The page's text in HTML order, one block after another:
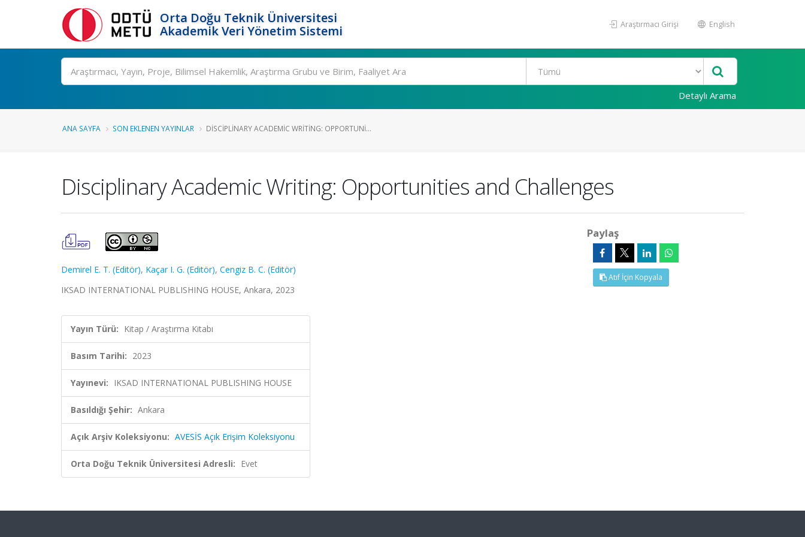
Orta Doğu Teknik Üniversitesi
Akademik Veri Yönetim Sistemi
Araştırmacı Girişi English
Ara
Detaylı Arama
ANA SAYFA SON EKLENEN YAYINLAR DISCIPLINARY ACADEMIC WRITING: OPPORTUNI...
Disciplinary Academic Writing: Opportunities and Challenges
Demirel E. T. (Editör), Kaçar I. G. (Editör), Cengiz B. C. (Editör)
IKSAD INTERNATIONAL PUBLISHING HOUSE, Ankara, 2023
Yayın Türü: Kitap / Araştırma Kitabı
Basım Tarihi: 2023
Yayınevi: IKSAD INTERNATIONAL PUBLISHING HOUSE
Basıldığı Şehir: Ankara
Açık Arşiv Koleksiyonu: AVESİS Açık Erişim Koleksiyonu
Orta Doğu Teknik Üniversitesi Adresli: Evet
Paylaş
Atıf İçin Kopyala